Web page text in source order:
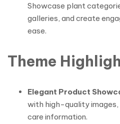
Showcase plant
galleries, and create
ease.
Theme
Elegant Product
with high-quality
care information.